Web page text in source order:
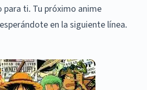
para ti. Tu próximo anime
en la siguiente línea.